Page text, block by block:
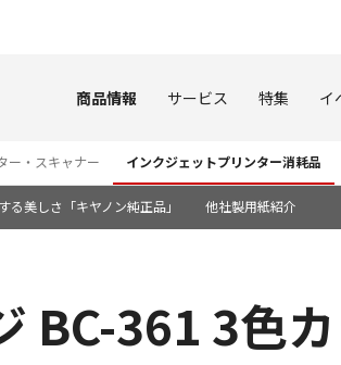
商品情報 サービス 特集 イ
ー・スキャナー インクジェットプリンター消耗品
る美しさ「キヤノン純正品」 他社製用紙紹介
BC-361 3色